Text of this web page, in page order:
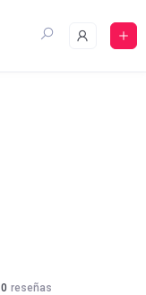
0 reseñas